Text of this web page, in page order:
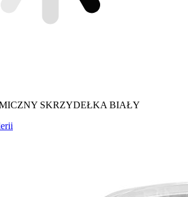
SKRZYDEŁKA BIAŁY